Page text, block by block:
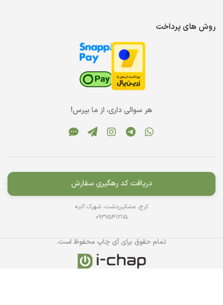
روش های پرداخت
هر سوالی داری، از ما بپرس!
دریافت کد رهگیری سفارش
کرج، مشکین‌دشت، شهرک آتیه
09375412115
تمام حقوق برای آی چاپ محفوظ است.